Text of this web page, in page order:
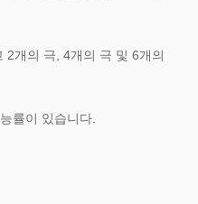
2개의 극, 4개의 극 및 6개의
률이 있습니다.